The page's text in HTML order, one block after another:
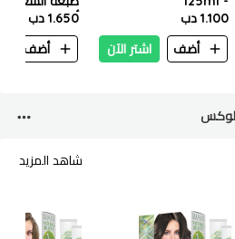
1.100 دب
أضف
اشتر الآن
أسود
1.650 دب
أضف
شاهد المزيد